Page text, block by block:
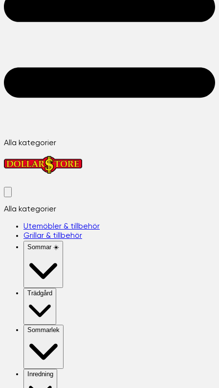
Alla kategorier
Alla kategorier
Utemöbler & tillbehör
Grillar & tillbehör
Sommar ☀️
Trädgård
Sommarlek
Inredning